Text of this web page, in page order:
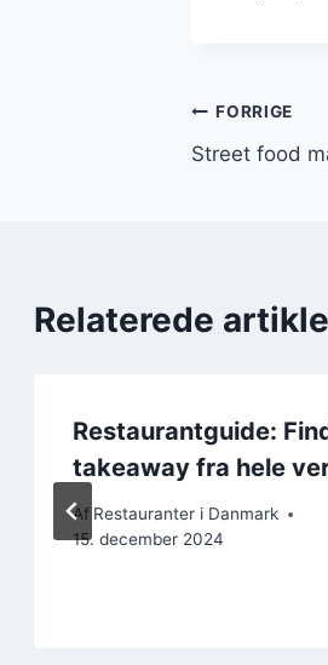
FORRIGE
Street food
Relaterede
Restaurantguide:
takeaway fra hele
Af Restauranter i Danmark
15. december 2024